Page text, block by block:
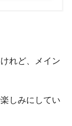
れど、メイン
しみにしてい